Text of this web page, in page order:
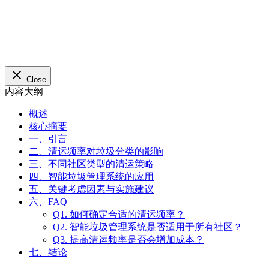
Close
内容大纲
概述
核心摘要
一、引言
二、清运频率对垃圾分类的影响
三、不同社区类型的清运策略
四、智能垃圾管理系统的应用
五、关键考虑因素与实施建议
六、FAQ
Q1. 如何确定合适的清运频率？
Q2. 智能垃圾管理系统是否适用于所有社区？
Q3. 提高清运频率是否会增加成本？
七、结论